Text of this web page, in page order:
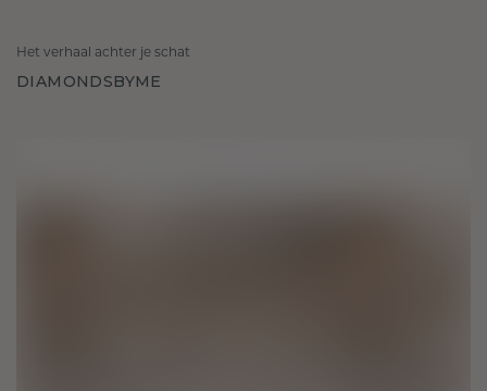
Het verhaal achter je schat
DIAMONDSBYME